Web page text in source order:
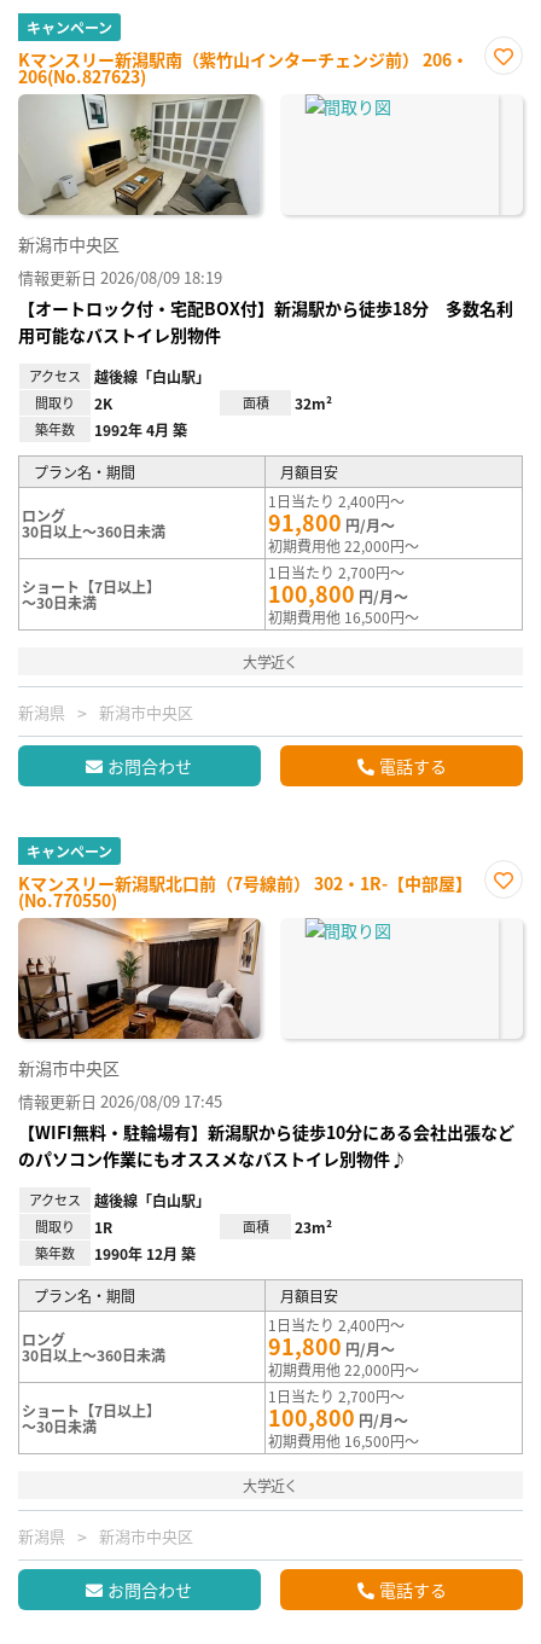
キャンペーン
Kマンスリー新潟駅南（紫竹山インターチェンジ前） 206・
206(No.827623)
に入
新潟市中央区
情報更新日 2026/08/09 18:19
【オートロック付・宅配BOX付】新潟駅から徒歩18分 多数名利
用可能なバストイレ別物件
アクセス 越後線「白山駅」
間取り 2K 面積 32m²
築年数 1992年 4月 築
プラン名・期間 月額目安
ロング
30日以上～360日未満
1日当たり 2,400円～
91,800 円/月～
初期費用他 22,000円～
ショート【7日以上】
～30日未満
1日当たり 2,700円～
100,800 円/月～
初期費用他 16,500円～
大学近く
新潟県 新潟市中央区
お問合わせ 電話する
キャンペーン
Kマンスリー新潟駅北口前（7号線前） 302・1R-【中部屋】
(No.770550)
に入
新潟市中央区
情報更新日 2026/08/09 17:45
【WIFI無料・駐輪場有】新潟駅から徒歩10分にある会社出張など
のパソコン作業にもオススメなバストイレ別物件♪
アクセス 越後線「白山駅」
間取り 1R 面積 23m²
築年数 1990年 12月 築
プラン名・期間 月額目安
ロング
30日以上～360日未満
1日当たり 2,400円～
91,800 円/月～
初期費用他 22,000円～
ショート【7日以上】
～30日未満
1日当たり 2,700円～
100,800 円/月～
初期費用他 16,500円～
大学近く
新潟県 新潟市中央区
お問合わせ 電話する